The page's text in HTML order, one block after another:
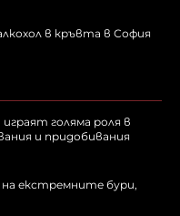
в кръвта в София
голяма роля в
и придобивания
екстремните бури,